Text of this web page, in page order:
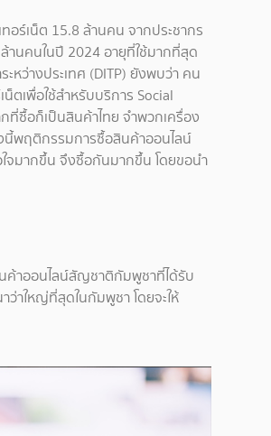
อร์เน็ต 15.8 ล้านคน จากประชากร
านคนในปี 2024 อายุที่ใช้มากที่สุด
หว่างประเทศ (DITP) ยังพบว่า คน
เพื่อใช้สำหรับบริการ Social
ที่ซื้อก็เป็นสินค้าไทย จำพวกเครื่อง
นี้พฤติกรรมการซื้อสินค้าออนไลน์
จมากขึ้น จึงซื้อกันมากขึ้น โดยขอนำ
ค้าออนไลน์สัญชาติกัมพูชาที่ได้รับ
าใหญ่ที่สุดในกัมพูชา โดยจะให้